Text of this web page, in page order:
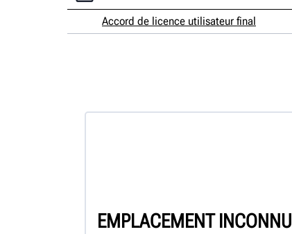
Accord de licence utilisateur final
EMPLACEMENT INCONNU